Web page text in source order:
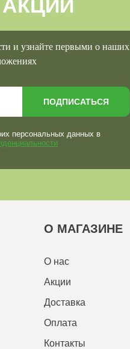
и узнайте первыми о наших
персональных данных в
ПОДПИСАТЬСЯ
О МАГАЗИНЕ
О нас
Акции
Доставка
Оплата
Контакты